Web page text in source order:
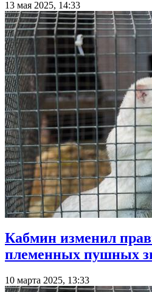
13 мая 2025, 14:33
Кабмин изменил
племенных пушных
10 марта 2025, 13:33